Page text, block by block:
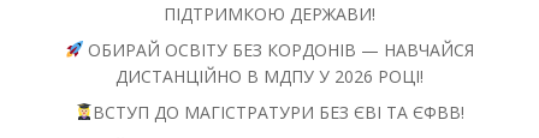
ПІДТРИМКОЮ ДЕРЖАВИ!
ОБИРАЙ ОСВІТУ БЕЗ КОРДОНІВ — НАВЧАЙСЯ
ДИСТАНЦІЙНО В МДПУ У 2026 РОЦІ!
ВСТУП ДО МАГІСТРАТУРИ БЕЗ ЄВІ ТА ЄФВВ!